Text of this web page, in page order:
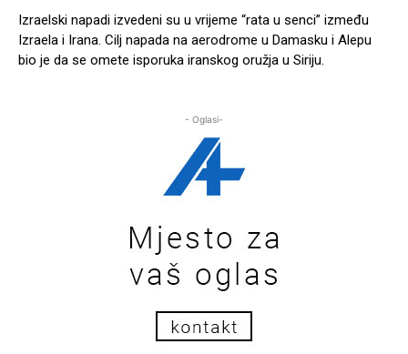
Izraelski napadi izvedeni su u vrijeme “rata u senci” između
Izraela i Irana. Cilj napada na aerodrome u Damasku i Alepu
bio je da se omete isporuka iranskog oružja u Siriju.
- Oglasi-